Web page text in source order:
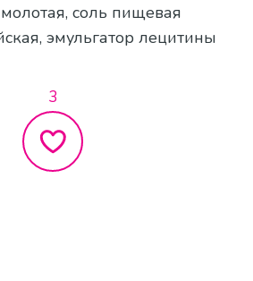
соль пищевая
эмульгатор лецитины
3